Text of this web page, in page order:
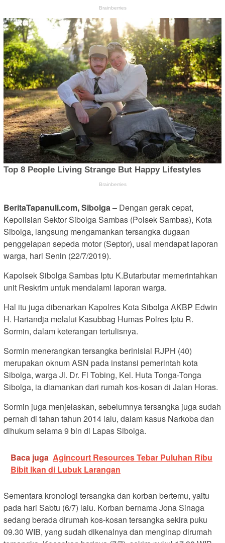
BeritaTapanuli.com, Sibolga – Dengan gerak cepat,
Kepolisian Sektor Sibolga Sambas (Polsek Sambas), Kota
Sibolga, langsung mengamankan tersangka dugaan
penggelapan sepeda motor (Septor), usai mendapat laporan
warga, hari Senin (22/7/2019).
Kapolsek Sibolga Sambas Iptu K.Butarbutar memerintahkan
unit Reskrim untuk mendalami laporan warga.
Hal itu juga dibenarkan Kapolres Kota Sibolga AKBP Edwin
H. Hariandja melalui Kasubbag Humas Polres Iptu R.
Sormin, dalam keterangan tertulisnya.
Sormin menerangkan tersangka berinisial RJPH (40)
merupakan oknum ASN pada instansi pemerintah kota
Sibolga, warga Jl. Dr. Fl Tobing, Kel. Huta Tonga-Tonga
Sibolga, ia diamankan dari rumah kos-kosan di Jalan Horas.
Sormin juga menjelaskan, sebelumnya tersangka juga sudah
pernah di tahan tahun 2014 lalu, dalam kasus Narkoba dan
dihukum selama 9 bln di Lapas Sibolga.
Baca juga Agincourt Resources Tebar Puluhan Ribu
Bibit Ikan di Lubuk Larangan
Sementara kronologi tersangka dan korban bertemu, yaitu
pada hari Sabtu (6/7) lalu. Korban bernama Jona Sinaga
sedang berada dirumah kos-kosan tersangka sekira puku
09.30 WIB, yang sudah dikenalnya dan menginap dirumah